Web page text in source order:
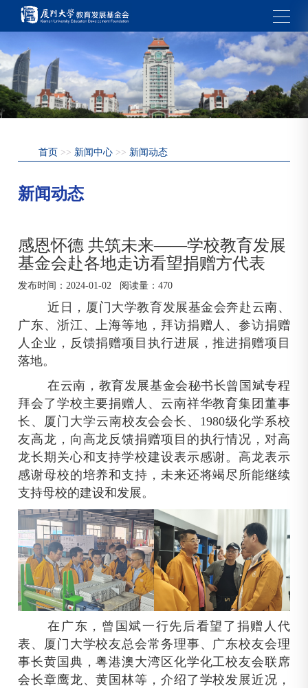
首页 >> 新闻中心 >> 新闻动态
新闻动态
感恩怀德 共筑未来——学校教育发展
基金会赴各地走访看望捐赠方代表
发布时间：2024-01-02 阅读量：470
近日，厦门大学教育发展基金会奔赴云南、
广东、浙江、上海等地，拜访捐赠人、参访捐赠
人企业，反馈捐赠项目执行进展，推进捐赠项目
落地。
在云南，教育发展基金会秘书长曾国斌专程
拜会了学校主要捐赠人、云南祥华教育集团董事
长、厦门大学云南校友会会长、1980级化学系校
友高龙，向高龙反馈捐赠项目的执行情况，对高
龙长期关心和支持学校建设表示感谢。高龙表示
感谢母校的培养和支持，未来还将竭尽所能继续
支持母校的建设和发展。
在广东，曾国斌一行先后看望了捐赠人代
表、厦门大学校友总会常务理事、广东校友会理
事长黄国典，粤港澳大湾区化学化工校友会联席
会长章鹰龙、黄国林等，介绍了学校发展近况，